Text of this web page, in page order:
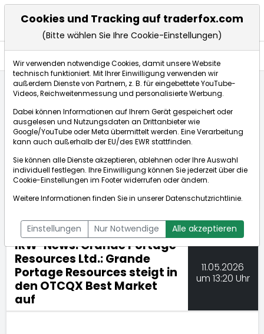
IRW-News: Grande Portage Resources Ltd.: Grande P...
dpa-AFX Compact
ÜBERSICHT DPA-AFX PROFEED
DPA-AFX COMPACT
NEWSBOT
IRW-News: Grande Portage
Resources Ltd.: Grande
Portage Resources steigt in
den OTCQX Best Market
auf
11.05.2026
um 13:20 Uhr
Cookies und Tracking auf traderfox.com
(Bitte wählen Sie Ihre Cookie-Einstellungen)
Wir verwenden notwendige Cookies, damit unsere Website
technisch funktioniert. Mit Ihrer Einwilligung verwenden wir
außerdem Dienste von Partnern, z. B. für eingebettete YouTube-
Videos, Reichweitenmessung und personalisierte Werbung.
Dabei können Informationen auf Ihrem Gerät gespeichert oder
ausgelesen und Nutzungsdaten an Drittanbieter wie
Google/YouTube oder Meta übermittelt werden. Eine Verarbeitung
kann auch außerhalb der EU/des EWR stattfinden.
Sie können alle Dienste akzeptieren, ablehnen oder Ihre Auswahl
individuell festlegen. Ihre Einwilligung können Sie jederzeit über die
Cookie-Einstellungen im Footer widerrufen oder ändern.
Weitere Informationen finden Sie in unsererDatenschutzrichtlinie.
Einstellungen Nur Notwendige Alle akzeptieren